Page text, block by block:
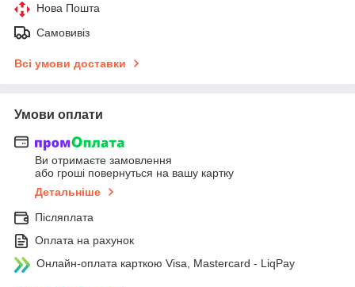
Нова Пошта
Самовивіз
Всі умови доставки
Умови оплати
Ви отримаєте замовлення
або гроші повернуться на вашу картку
Детальніше
Післяплата
Оплата на рахунок
Онлайн-оплата карткою Visa, Mastercard - LiqPay